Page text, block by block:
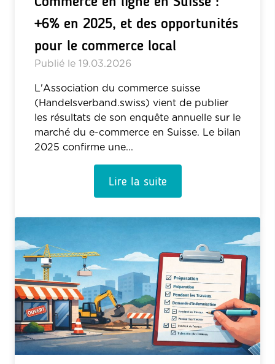
+6% en 2025, et des opportunités
pour le commerce local
Publié le 19.03.2026
L'Association du commerce suisse
(Handelsverband.swiss) vient de publier
les résultats de son enquête annuelle sur le
marché du e-commerce en Suisse. Le bilan
2025 confirme une...
Lire la suite